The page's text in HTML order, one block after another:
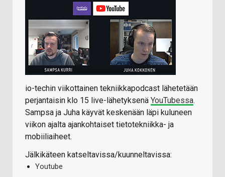
io-techin viikottainen tekniikkapodcast lähetetään
perjantaisin klo 15 live-lähetyksenä YouTubessa.
Sampsa ja Juha käyvät keskenään läpi kuluneen
viikon ajalta ajankohtaiset tietotekniikka- ja
mobiiliaiheet.
Jälkikäteen katseltavissa/kuunneltavissa:
Youtube